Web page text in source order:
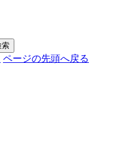
ページの先頭へ戻る